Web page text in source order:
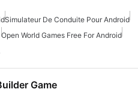
Simulateur De Conduite Pour Android
Open World Games Free For Android
Game